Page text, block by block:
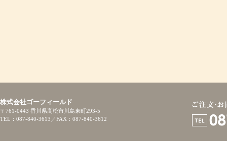
株式会社ゴーフィールド
〒761-0443 香川県高松市川島東町293-5
TEL：087-840-3613／FAX：087-840-3612